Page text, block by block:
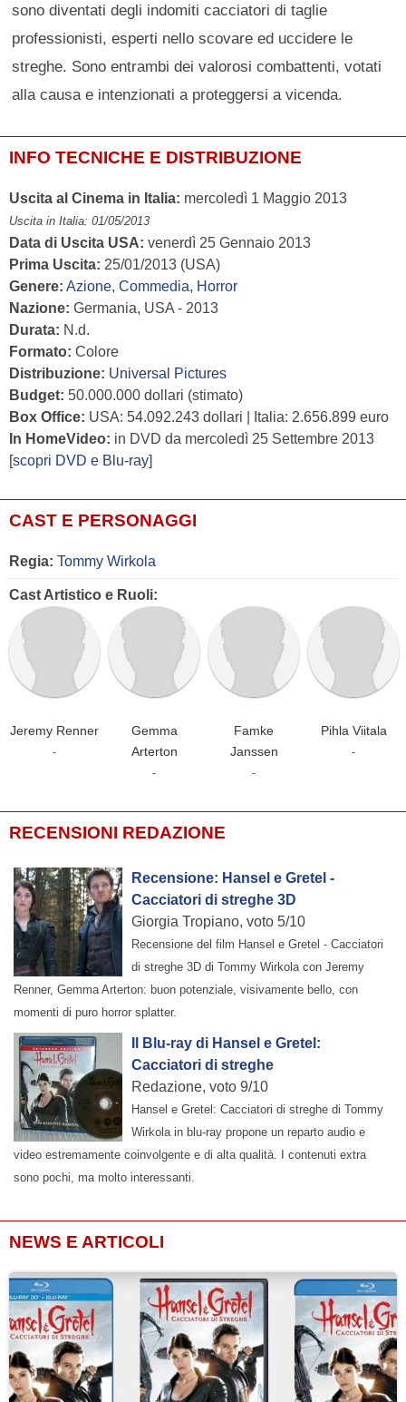
sono diventati degli indomiti cacciatori di taglie
professionisti, esperti nello scovare ed uccidere le
streghe. Sono entrambi dei valorosi combattenti, votati
alla causa e intenzionati a proteggersi a vicenda.
INFO TECNICHE E DISTRIBUZIONE
Uscita al Cinema in Italia: mercoledì 1 Maggio 2013
Uscita in Italia: 01/05/2013
Data di Uscita USA: venerdì 25 Gennaio 2013
Prima Uscita: 25/01/2013 (USA)
Genere: Azione, Commedia, Horror
Nazione: Germania, USA - 2013
Durata: N.d.
Formato: Colore
Distribuzione: Universal Pictures
Budget: 50.000.000 dollari (stimato)
Box Office: USA: 54.092.243 dollari | Italia: 2.656.899 euro
In HomeVideo: in DVD da mercoledì 25 Settembre 2013
[scopri DVD e Blu-ray]
CAST E PERSONAGGI
Regia: Tommy Wirkola
Cast Artistico e Ruoli:
Jeremy Renner
-
Gemma
Arterton
-
Famke
Janssen
-
Pihla Viitala
-
RECENSIONI REDAZIONE
Recensione: Hansel e Gretel -
Cacciatori di streghe 3D
Giorgia Tropiano, voto 5/10
Recensione del film Hansel e Gretel - Cacciatori
di streghe 3D di Tommy Wirkola con Jeremy
Renner, Gemma Arterton: buon potenziale, visivamente bello, con
momenti di puro horror splatter.
Il Blu-ray di Hansel e Gretel:
Cacciatori di streghe
Redazione, voto 9/10
Hansel e Gretel: Cacciatori di streghe di Tommy
Wirkola in blu-ray propone un reparto audio e
video estremamente coinvolgente e di alta qualità. I contenuti extra
sono pochi, ma molto interessanti.
NEWS E ARTICOLI